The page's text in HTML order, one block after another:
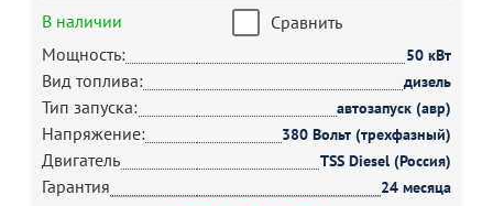
В наличии
Сравнить
Мощность:
50 кВт
Вид топлива: дизель
Тип запуска: автозапуск (авр)
Напряжение: 380 Вольт (трехфазный)
Двигатель TSS Diesel (Россия)
Гарантия 24 месяца